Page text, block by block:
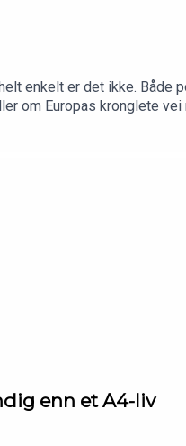
enkelt er det ikke.
om Europas kronglete
redaktør Frithjof Jacobsen.
enn et A4-liv